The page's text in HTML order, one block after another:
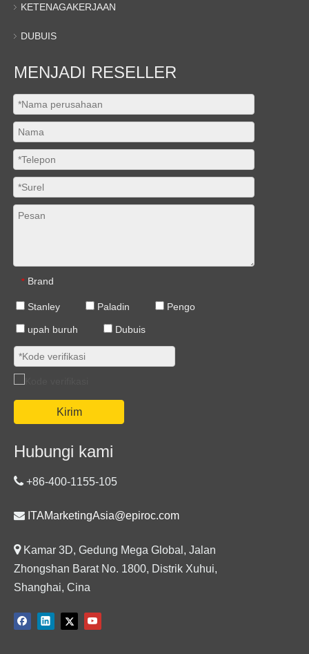
KETENAGAKERJAAN
DUBUIS
MENJADI RESELLER
* Brand
Stanley Paladin Pengo
upah buruh Dubuis
Kirim
Hubungi kami
 +86-400-1155-105
 ITAMarketingAsia@epiroc.com
 Kamar 3D, Gedung Mega Global, Jalan
Zhongshan Barat No. 1800, Distrik Xuhui,
Shanghai, Cina